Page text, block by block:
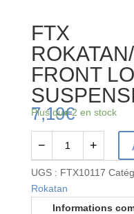
FTX
FRONT
7,19€
Plus que 2 en stock
quantité
de
FTX
ROKATAN/
− +
UGS : FTX10117
Rokatan
Informations